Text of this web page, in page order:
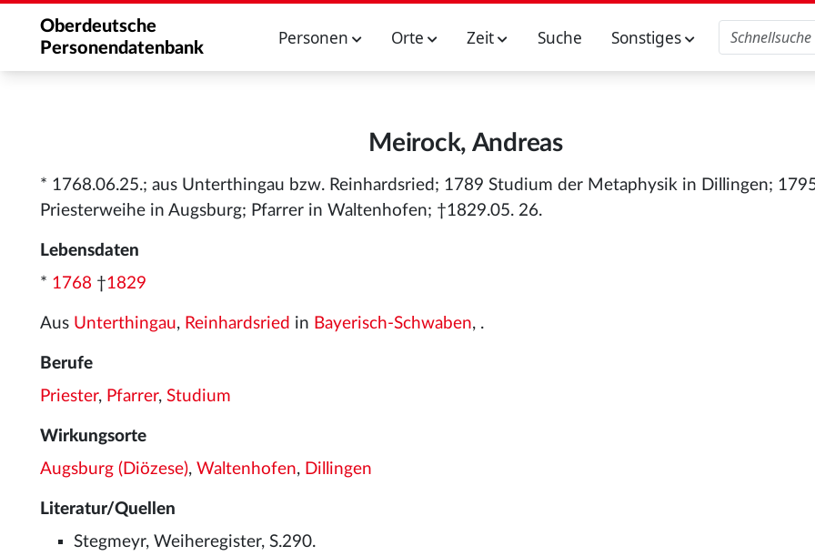
Oberdeutsche
Personendatenbank
Personen Orte Zeit Suche Sonstiges
Meirock, Andreas
* 1768.06.25.; aus Unterthingau bzw. Reinhardsried; 1789 Studium der Metaphysik in Dillingen;
Priesterweihe in Augsburg; Pfarrer in Waltenhofen; †1829.05. 26.
Lebensdaten
* 1768 †1829
Aus Unterthingau, Reinhardsried in Bayerisch-Schwaben, .
Berufe
Priester, Pfarrer, Studium
Wirkungsorte
Augsburg (Diözese), Waltenhofen, Dillingen
Literatur/Quellen
Stegmeyr, Weiheregister, S.290.